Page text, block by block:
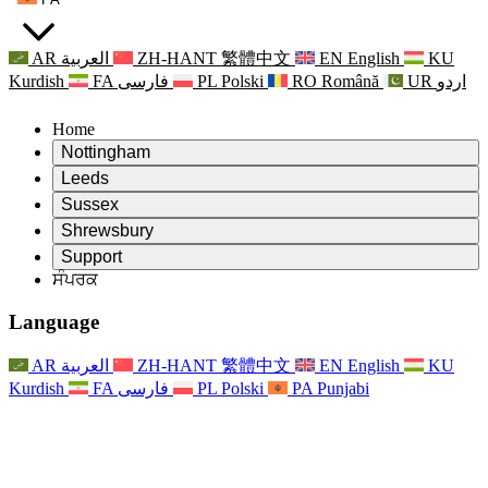
AR العربية ZH-HANT 繁體中文 EN English
KU
Kurdish
FA فارسی PL Polski RO Română UR اردو
Home
Nottingham
Review
ਸਮੀਖਿਆ ਦੇ ਚੇਅਰਮੈਨ
ਸੁਤੰਤਰ ਸਮੀਖਿਆ ਟੀਮ
ਸੰਦਰਭ ਦੀਆਂ ਸ਼ਰਤਾਂ
ਸੁਤੰਤਰ ਸਮੀਖਿਆ ਦੀ ਅੰਤਿਮ ਰਿਪੋਰਟ
ਅਕਸਰ ਪੁੱਛੇ ਜਾਣ ਵਾਲੇ ਸਵਾਲ
ਪਰਿਵਾਰਕ ਫੀਡਬੈਕ ਪ੍ਰਕਿਰਿਆ
ਨਿਊਜ਼ਲੈਟਰ
ਬਾਹਰ ਕੱਡਣਾ
Leeds
Review
ਸਮੀਖਿਆ ਦੇ ਚੇਅਰਮੈਨ
ਸੁਤੰਤਰ ਸਮੀਖਿਆ ਟੀਮ
ਹਵਾਲੇ ਦੀਆਂ ਸ਼ਰਤਾਂ
ਸੰਪਰਕ
ਪਰਿਵਾਰਾਂ ਲਈ ਮਨੋਵਿਗਿਆਨਕ ਸਹਾਇਤਾ
ਪਰਿਵਾਰਾਂ ਲਈ ਅੱਪਡੇਟ
ਘਟਨਾਵਾਂ
For Staff
ਸਟਾਫ ਲਈ ਸਹਾਇਤਾ
Sussex
Review
ਸਮੀਖਿਆ ਦੇ ਚੇਅਰਮੈਨ
ਸੁਤੰਤਰ ਸਮੀਖਿਆ ਟੀਮ
ਸੰਦਰਭ ਦੀਆਂ ਸ਼ਰਤਾਂ
For Families
ਪਰਿਵਾਰਾਂ ਲਈ ਅੱਪਡੇਟ
ਘਟਨਾਵਾਂ
Shrewsbury
Review
ਜਣੇਪਾ ਸਮੀਖਿਆ ਵਾਸਤੇ ਸੰਦਰਭ ਦੀਆਂ ਸ਼ਰਤਾਂ
ਸੁਤੰਤਰ ਸਮੀਖਿਆ ਦੀ ਅੰਤਿਮ ਰਿਪੋਰਟ
ਸੁਤੰਤਰ ਸਮੀਖਿਆ ਦੀ ਪਹਿਲੀ ਰਿਪੋਰਟ
For Families
ਅੱਪਡੇਟ
Support
Leeds
Nottingham
ਪਰਿਵਾਰਕ ਮਨੋਵਿਗਿਆਨਕ ਸਹਾਇਤਾ ਸੇਵਾ
ਮਾਨਸਿਕ ਸਿਹਤ ਸੰਕਟ ਸਹਾਇਤਾ
ਖੇਤਰੀ ਸੇਵਾਵਾਂ ਨੌਟਿੰਘਮ
National
ਸੰਪਰਕ
Language
AR العربية ZH-HANT 繁體中文 EN English
KU
Kurdish
FA فارسی PL Polski PA Punjabi